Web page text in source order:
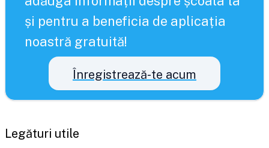
și pentru a beneficia de aplicația
noastră gratuită!
Înregistrează-te acum
Legături utile